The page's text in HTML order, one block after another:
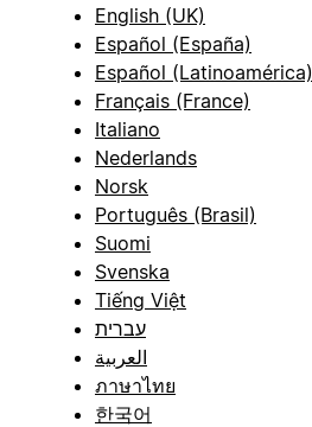
English (UK)
Español (España)
Español (Latinoamérica)
Français (France)
Italiano
Nederlands
Norsk
Português (Brasil)
Suomi
Svenska
Tiếng Việt
עברית
العربية
ภาษาไทย
한국어